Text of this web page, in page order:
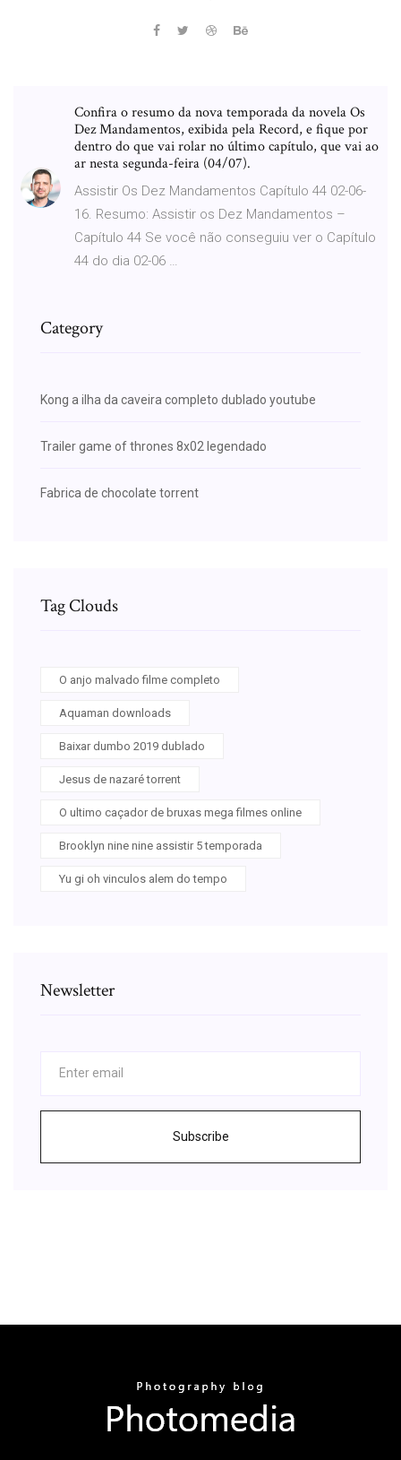
Confira o resumo da nova temporada da novela Os
Dez Mandamentos, exibida pela Record, e fique por
dentro do que vai rolar no último capítulo, que vai ao
ar nesta segunda-feira (04/07).
Assistir Os Dez Mandamentos Capítulo 44 02-06-
16. Resumo: Assistir os Dez Mandamentos –
Capítulo 44 Se você não conseguiu ver o Capítulo
44 do dia 02-06 …
Category
Kong a ilha da caveira completo dublado youtube
Trailer game of thrones 8x02 legendado
Fabrica de chocolate torrent
Tag Clouds
O anjo malvado filme completo
Aquaman downloads
Baixar dumbo 2019 dublado
Jesus de nazaré torrent
O ultimo caçador de bruxas mega filmes online
Brooklyn nine nine assistir 5 temporada
Yu gi oh vinculos alem do tempo
Newsletter
Subscribe